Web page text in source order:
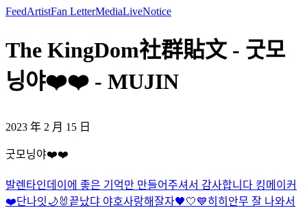
FeedArtistFan LetterMediaLiveNotice
The KingDom社群貼文 - 굿모
닝야❤️❤️ - MUJIN
2023 年 2 月 15 日
굿모닝야❤️❤️
발렌타인데이에 좋은 기억만 만들어주셔서 감사합니다 킹메이커
❤️단나잇🌙 🐰끝났댜 야호사랑해잘자🖤🤍💙히히 안무 잘 나와서